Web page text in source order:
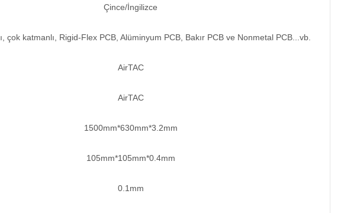
Çince/İngilizce
çok katmanlı, Rigid-Flex PCB, Alüminyum PCB, Bakır PCB ve Nonmetal PCB...vb.
AirTAC
AirTAC
1500mm*630mm*3.2mm
105mm*105mm*0.4mm
0.1mm